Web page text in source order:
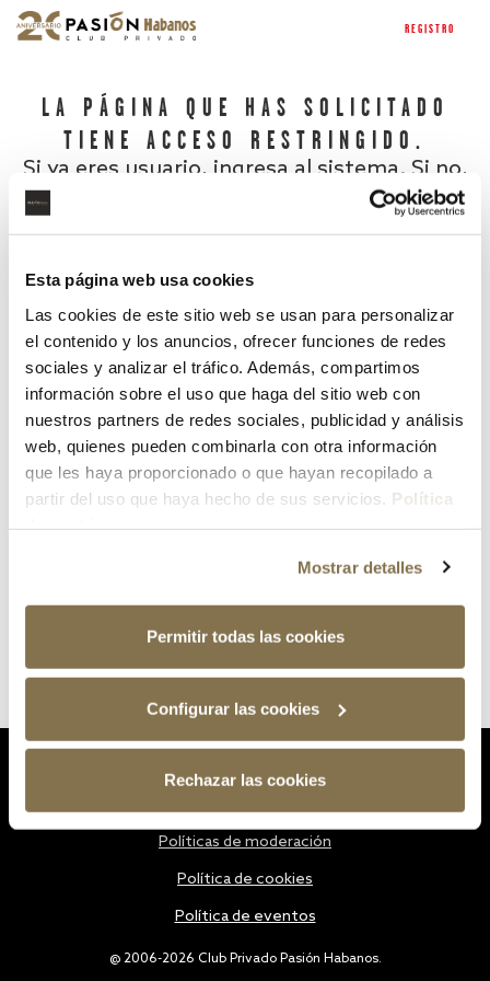
Esta página web usa cookies
Las cookies de este sitio web se usan para personalizar
el contenido y los anuncios, ofrecer funciones de redes
sociales y analizar el tráfico. Además, compartimos
información sobre el uso que haga del sitio web con
nuestros partners de redes sociales, publicidad y análisis
web, quienes pueden combinarla con otra información
que les haya proporcionado o que hayan recopilado a
partir del uso que haya hecho de sus servicios. Política
Mostrar detalles
Permitir todas las cookies
Configurar las cookies
Rechazar las cookies
REGISTRO
LA PÁGINA QUE HAS SOLICITADO
TIENE ACCESO RESTRINGIDO.
Si ya eres usuario, ingresa al sistema. Si no,
¿Has olvidado tu contraseña?
@ 2006-2026 Club Privado Pasión Habanos.
Políticas de moderación
Política de cookies
Política de eventos